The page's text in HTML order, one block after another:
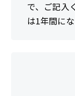
で、ご記入
は1年間に